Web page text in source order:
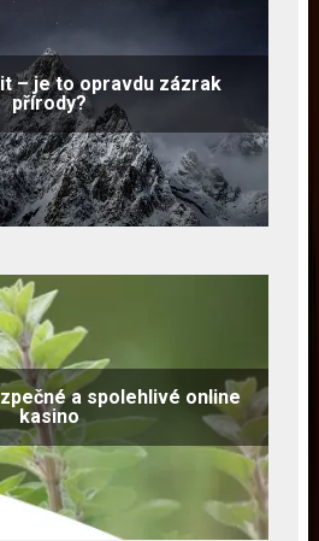
– je to opravdu zázrak
přírody?
a spolehlivé online
kasino